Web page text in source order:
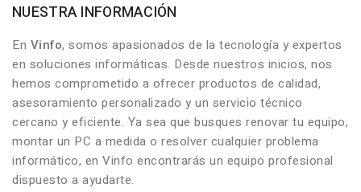
NUESTRA INFORMACIÓN
En Vinfo, somos apasionados de la tecnología y expertos
en soluciones informáticas. Desde nuestros inicios, nos
hemos comprometido a ofrecer productos de calidad,
asesoramiento personalizado y un servicio técnico
cercano y eficiente. Ya sea que busques renovar tu equipo,
montar un PC a medida o resolver cualquier problema
informático, en Vinfo encontrarás un equipo profesional
dispuesto a ayudarte.